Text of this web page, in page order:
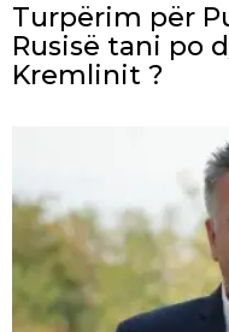
Turpërim për
Rusisë tani po
Kremlinit ?